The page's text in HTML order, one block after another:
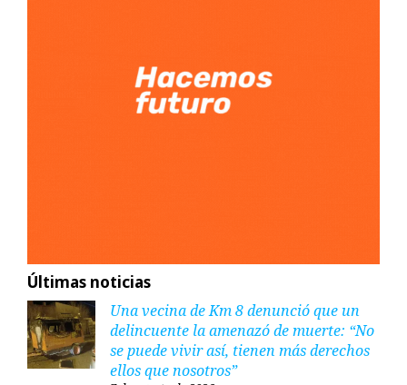
Últimas noticias
Una vecina de Km 8 denunció que un
delincuente la amenazó de muerte: “No
se puede vivir así, tienen más derechos
ellos que nosotros”